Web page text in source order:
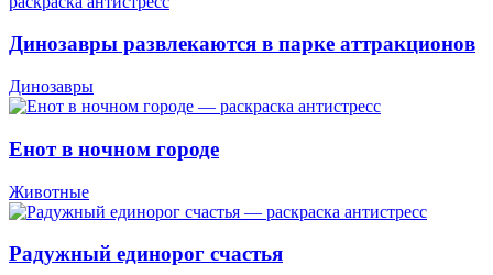
Динозавры развлекаются в парке аттракционов
Динозавры
Енот в ночном городе
Животные
Радужный единорог счастья